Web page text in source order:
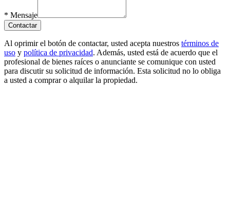
* Mensaje
Contactar
Al oprimir el botón de contactar, usted acepta nuestros términos de
uso y política de privacidad. Además, usted está de acuerdo que el
profesional de bienes raíces o anunciante se comunique con usted
para discutir su solicitud de información. Esta solicitud no lo obliga
a usted a comprar o alquilar la propiedad.